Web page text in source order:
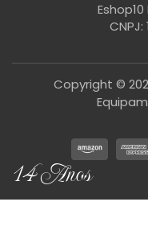
Copyright ©
14 Anos